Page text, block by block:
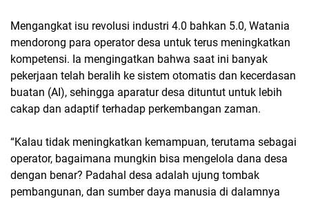
Mengangkat isu revolusi industri 4.0 bahkan 5.0, Watania
mendorong para operator desa untuk terus meningkatkan
kompetensi. Ia mengingatkan bahwa saat ini banyak
pekerjaan telah beralih ke sistem otomatis dan kecerdasan
buatan (AI), sehingga aparatur desa dituntut untuk lebih
cakap dan adaptif terhadap perkembangan zaman.
“Kalau tidak meningkatkan kemampuan, terutama sebagai
operator, bagaimana mungkin bisa mengelola dana desa
dengan benar? Padahal desa adalah ujung tombak
pembangunan, dan sumber daya manusia di dalamnya